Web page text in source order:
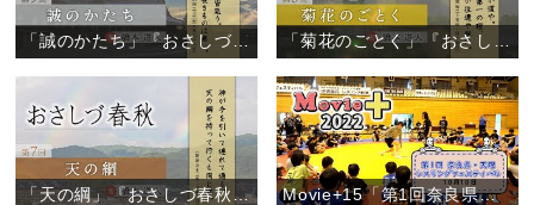
「誠のかたち」『おさしづ春秋』（9） 「菊花のごとく」『おさしづ春秋』（8）
「天の綱」『おさしづ春秋』（7） Movie+15「第1回奈良県・天理レスリングフェスティバル」